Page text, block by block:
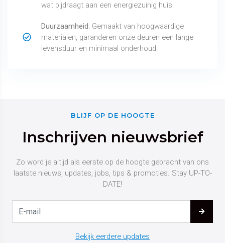
wat bijdraagt aan een energiezuinig huis.
Duurzaamheid: Gemaakt van hoogwaardige
materialen, garanderen onze deuren een lange
levensduur en minimaal onderhoud.
BLIJF OP DE HOOGTE
Inschrijven nieuwsbrief
Zo word je altijd als eerste op de hoogte gebracht van ons
laatste nieuws, updates, jobs, tips & promoties. Stay UP-TO-
DATE!
Bekijk eerdere updates